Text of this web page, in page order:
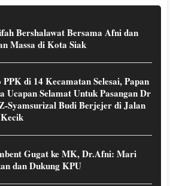
Bershalawat Bersama Afni dan
Massa di Kota Siak
PPK di 14 Kecamatan Selesai, Papan
Ucapan Selamat Untuk Pasangan Dr
Syamsurizal Budi Berjejer di Jalan
Gugat ke MK, Dr.Afni: Mari
dan Dukung KPU